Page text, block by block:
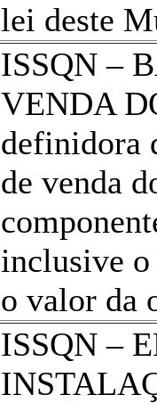
lei deste
ISSQN –
VENDA
definidora
de venda
inclusive
o valor da
ISSQN –